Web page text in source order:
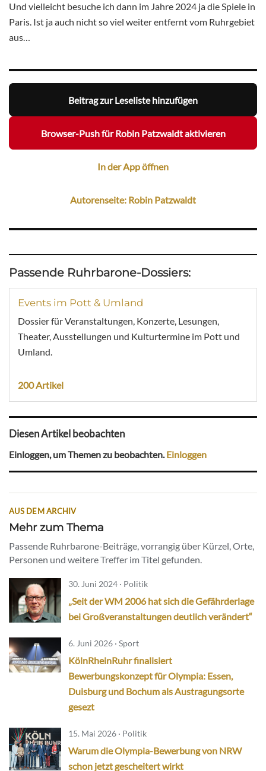
Und vielleicht besuche ich dann im Jahre 2024 ja die Spiele in
Paris. Ist ja auch nicht so viel weiter entfernt vom Ruhrgebiet
aus…
Beitrag zur Leseliste hinzufügen
Browser-Push für Robin Patzwaldt aktivieren
In der App öffnen
Autorenseite: Robin Patzwaldt
Passende Ruhrbarone-Dossiers:
Events im Pott & Umland
Dossier für Veranstaltungen, Konzerte, Lesungen,
Theater, Ausstellungen und Kulturtermine im Pott und
Umland.
200 Artikel
Diesen Artikel beobachten
Einloggen, um Themen zu beobachten.Einloggen
AUS DEM ARCHIV
Mehr zum Thema
Passende Ruhrbarone-Beiträge, vorrangig über Kürzel, Orte,
Personen und weitere Treffer im Titel gefunden.
30. Juni 2024 · Politik
„Seit der WM 2006 hat sich die Gefährderlage
bei Großveranstaltungen deutlich verändert“
6. Juni 2026 · Sport
KölnRheinRuhr finalisiert
Bewerbungskonzept für Olympia: Essen,
Duisburg und Bochum als Austragungsorte
gesezt
15. Mai 2026 · Politik
Warum die Olympia-Bewerbung von NRW
schon jetzt gescheitert wirkt